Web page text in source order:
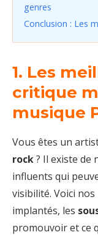
genres
Conclusion : Les
1. Les
critique
musique
Vous êtes un
rock? Il existe de
influents qui
visibilité. Voici
implantés, les
promouvoir et ce